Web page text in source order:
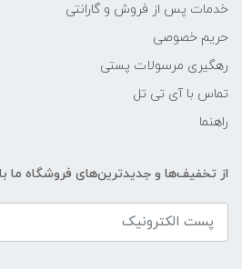
خدمات پس از فروش و گارانتی
حریم خصوصی
رهگیری مرسولات پستی
تماس با آی تی تل
راهنما
از تخفیف‌ها و جدیدترین‌های فروشگاه ما